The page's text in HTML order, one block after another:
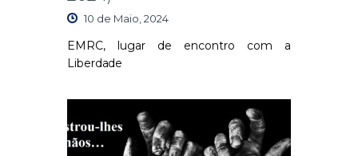
10 de Maio, 2024
EMRC, lugar de encontro com a
Liberdade